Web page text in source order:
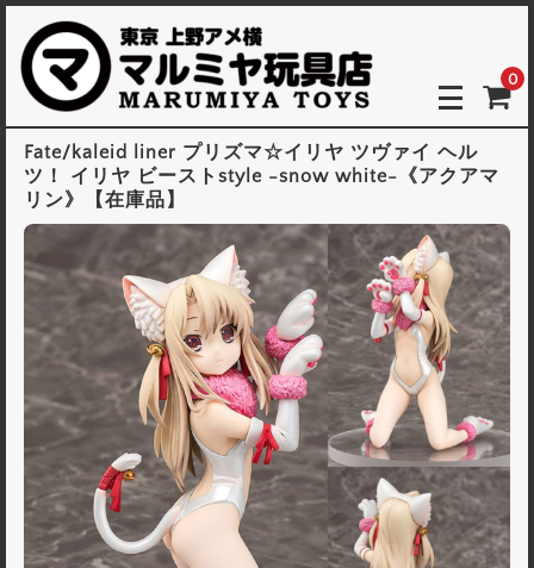
0
Fate/kaleid liner プリズマ☆イリヤ ツヴァイ ヘル
ツ！ イリヤ ビーストstyle -snow white-《アクアマ
リン》【在庫品】